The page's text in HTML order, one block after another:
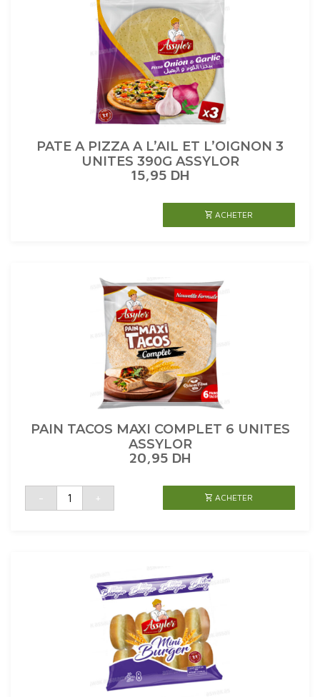
PATE A PIZZA A L’AIL ET L’OIGNON 3
UNITES 390G ASSYLOR
15,95 DH
ACHETER
PAIN TACOS MAXI COMPLET 6 UNITES
ASSYLOR
20,95 DH
-
quantité
PAIN
+ ACHETER